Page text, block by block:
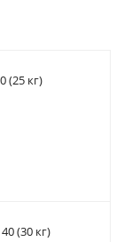
(25 кг)
(30 кг)